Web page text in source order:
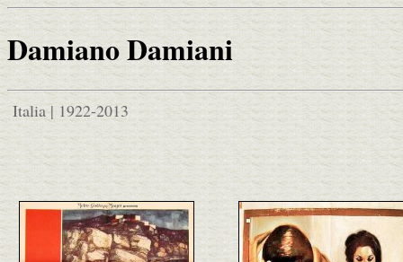
Damiano Damiani
Italia | 1922-2013